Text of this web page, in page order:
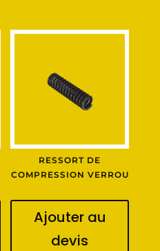
RESSORT DE
COMPRESSION VERROU
Ajouter au
devis